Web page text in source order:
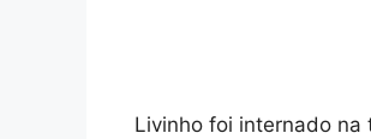
Livinho foi internado